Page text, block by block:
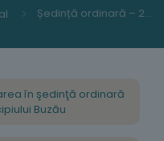
Ședință ordinară – 29 Mai 2025
în şedinţă ordinară
Buzău